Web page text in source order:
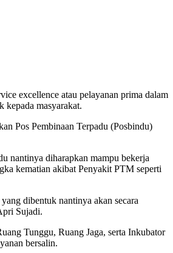
excellence atau pelayanan prima dalam
kepada masyarakat.
Pos Pembinaan Terpadu (Posbindu)
nantinya diharapkan mampu bekerja
kematian akibat Penyakit PTM seperti
dibentuk nantinya akan secara
Sujadi.
Tunggu, Ruang Jaga, serta Inkubator
bersalin.